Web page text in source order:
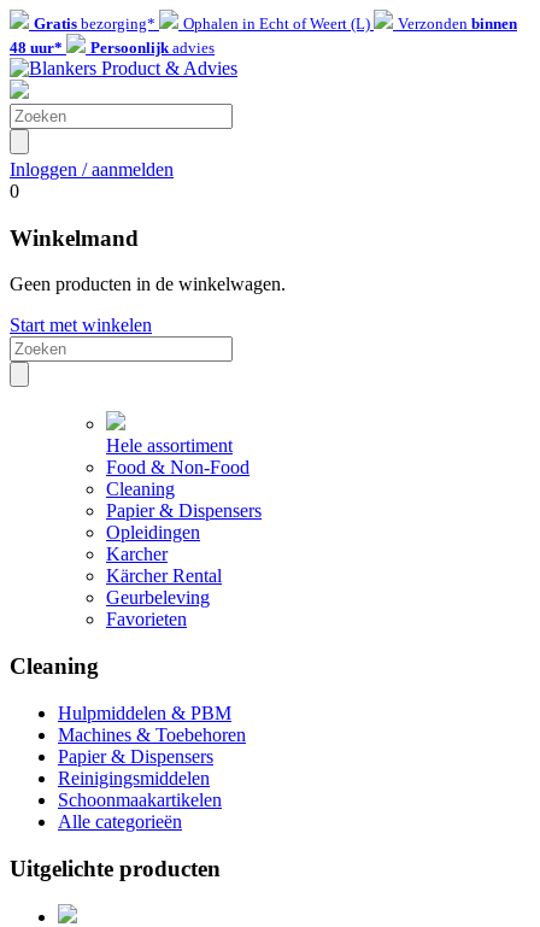
Gratis bezorging* Ophalen in Echt of Weert (L) Verzonden binnen
48 uur*
Persoonlijkadvies
Inloggen / aanmelden
0
Winkelmand
Geen producten in de winkelwagen.
Start met winkelen
Hele assortiment
Food & Non-Food
Cleaning
Papier & Dispensers
Opleidingen
Karcher
Kärcher Rental
Geurbeleving
Favorieten
Cleaning
Hulpmiddelen & PBM
Machines & Toebehoren
Papier & Dispensers
Reinigingsmiddelen
Schoonmaakartikelen
Alle categorieën
Uitgelichte producten